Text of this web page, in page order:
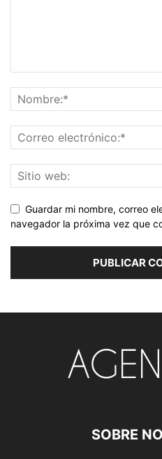
Guardar mi nombre, correo
navegador la próxima vez que
SOBRE